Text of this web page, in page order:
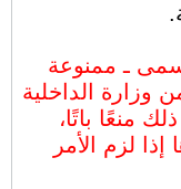
ـ ممنوعة
وزارة الداخلية
منعًا باتًا،
لزم الأمر